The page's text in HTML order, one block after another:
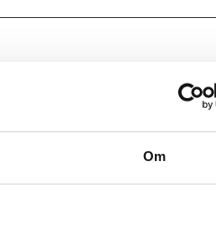
Om
vet hvordan du skal